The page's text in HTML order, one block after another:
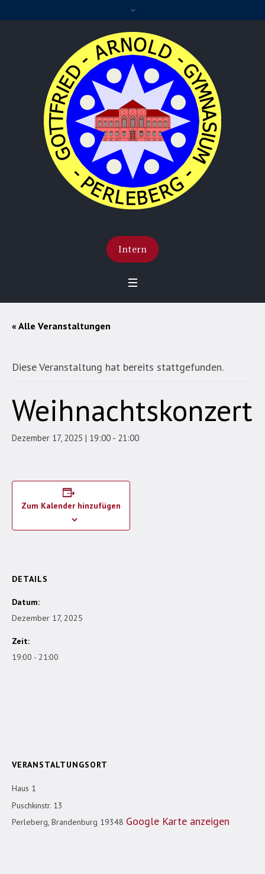
Intern
« Alle Veranstaltungen
Diese Veranstaltung hat bereits stattgefunden.
Weihnachtskonzert
Dezember 17, 2025 | 19:00 - 21:00
Zum Kalender hinzufügen
DETAILS
Datum:
Dezember 17, 2025
Zeit:
19:00 - 21:00
VERANSTALTUNGSORT
Haus 1
Puschkinstr. 13
Perleberg, Brandenburg 19348 Google Karte anzeigen